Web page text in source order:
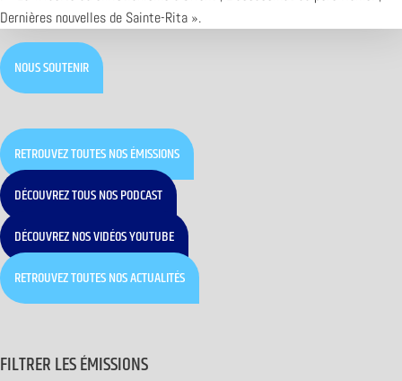
Dernières nouvelles de Sainte-Rita ».
NOUS SOUTENIR
RETROUVEZ TOUTES NOS ÉMISSIONS
DÉCOUVREZ TOUS NOS PODCAST
DÉCOUVREZ NOS VIDÉOS YOUTUBE
RETROUVEZ TOUTES NOS ACTUALITÉS
FILTRER LES ÉMISSIONS